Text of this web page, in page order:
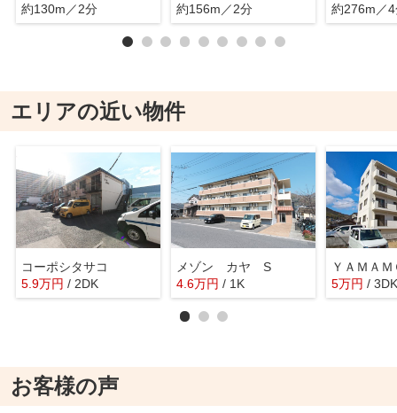
約130m／2分
約156m／2分
約276m／
エリアの近い物件
コーポシタサコ
5.9万円 / 2DK
メゾン カヤ S
4.6万円 / 1K
ＹＡＭＡ
5万円 / 3DK
お客様の声